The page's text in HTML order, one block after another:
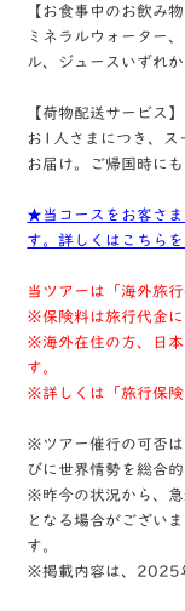
【お食事中のお飲み物
ミネラルウォーター
ル、ジュースいずれ
【荷物配送サービス】
お1人さまにつき、ス
お届け。ご帰国時に
★当コースをお客さ
す。詳しくはこちらを
当ツアーは「海外旅
※保険料は旅行代金に
※海外在住の方、日本
す。
※詳しくは「旅行保険
※ツアー催行の可否は
びに世界情勢を総合
※昨今の状況から、
となる場合がござい
す。
※掲載内容は、2025